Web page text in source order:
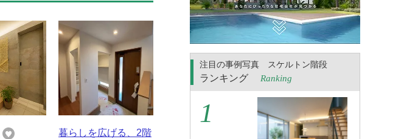
暮らしを広げる、2階
注目の事例写真 スケルトン階段
ランキング Ranking